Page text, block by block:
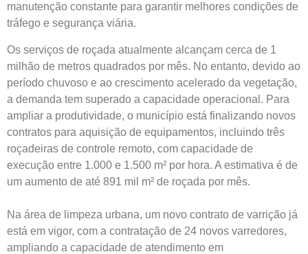
manutenção constante para garantir melhores condições de
tráfego e segurança viária.
Os serviços de roçada atualmente alcançam cerca de 1
milhão de metros quadrados por mês. No entanto, devido ao
período chuvoso e ao crescimento acelerado da vegetação,
a demanda tem superado a capacidade operacional. Para
ampliar a produtividade, o município está finalizando novos
contratos para aquisição de equipamentos, incluindo três
roçadeiras de controle remoto, com capacidade de
execução entre 1.000 e 1.500 m² por hora. A estimativa é de
um aumento de até 891 mil m² de roçada por mês.
Na área de limpeza urbana, um novo contrato de varrição já
está em vigor, com a contratação de 24 novos varredores,
ampliando a capacidade de atendimento em